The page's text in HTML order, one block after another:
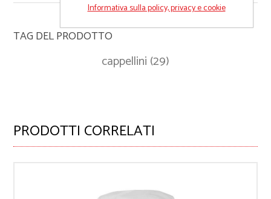
TAG DEL PRODOTTO
cappellini (29)
PRODOTTI CORRELATI
Informativa sulla policy, privacy e cookie